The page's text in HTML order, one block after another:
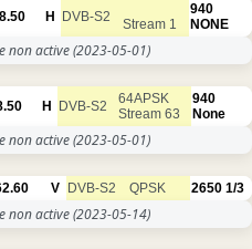
H DVB-S2 Stream 1
940
NONE
non active(2023-05-01)
H DVB-S2
64APSK
Stream 63
940
None
non active(2023-05-01)
V DVB-S2 QPSK 2650 1/3
non active(2023-05-14)